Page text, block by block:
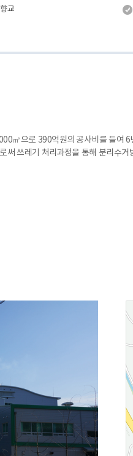
교
㎥으로 390억원의 공사비를 들여
써 쓰레기 처리과정을 통해 분리수